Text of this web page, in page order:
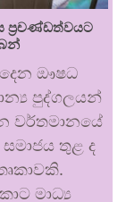
ප්‍රචණ්ඩත්වයට
ඖෂධ
පුද්ගලයන්
වර්තමානයේ
තුළ ද
මාධ්‍ය